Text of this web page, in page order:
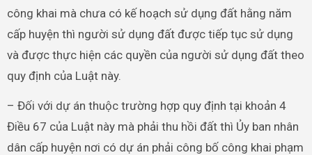
công khai mà chưa có kế hoạch sử dụng đất hằng năm
cấp huyện thì người sử dụng đất được tiếp tục sử dụng
và được thực hiện các quyền của người sử dụng đất theo
quy định của Luật này.
– Đối với dự án thuộc trường hợp quy định tại khoản 4
Điều 67 của Luật này mà phải thu hồi đất thì Ủy ban nhân
dân cấp huyện nơi có dự án phải công bố công khai phạm